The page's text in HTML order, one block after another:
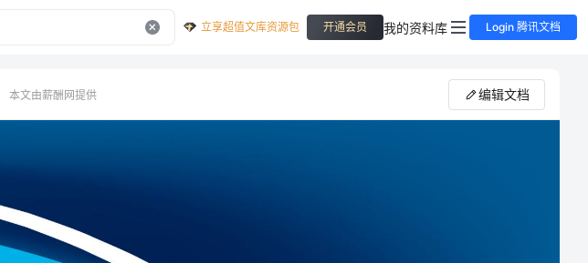
立享超值文库资源包 开通会员 我的资料库 Login 腾讯文档
本文由薪酬网提供 编辑文档